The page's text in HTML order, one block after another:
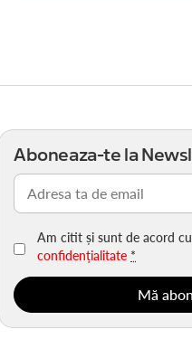
Aboneaza-te la
Email
(Obligatoriu)
Am citit și sunt de acord cu
confidențialitate *